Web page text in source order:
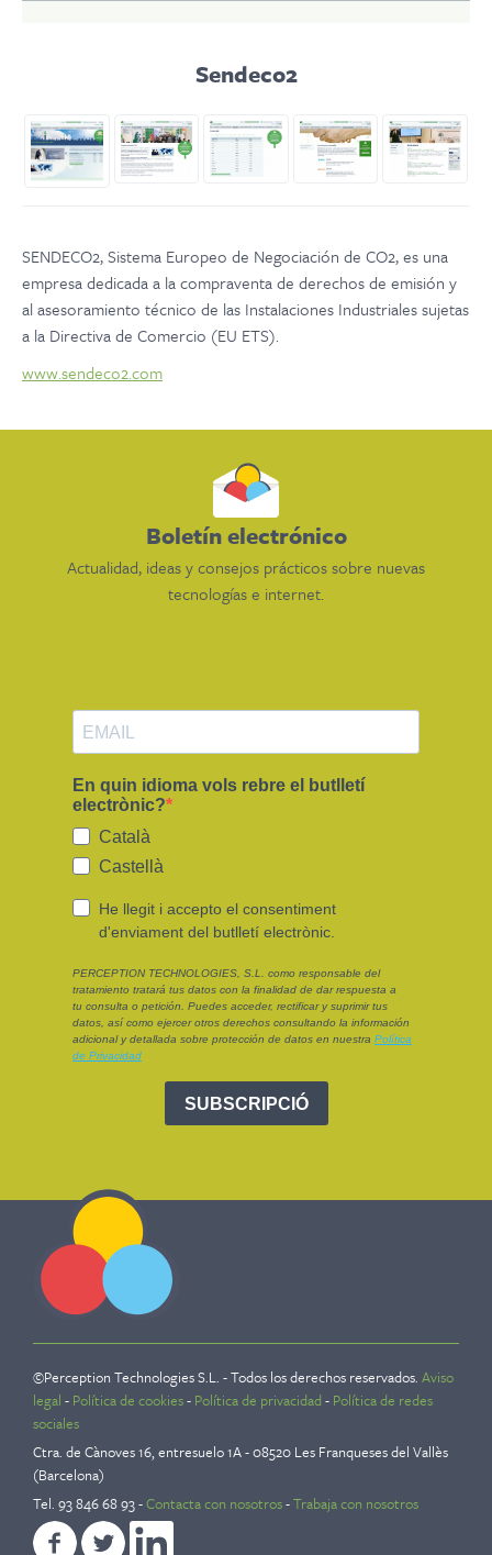
Sendeco2
SENDECO2, Sistema Europeo de Negociación de CO2, es una
empresa dedicada a la compraventa de derechos de emisión y
al asesoramiento técnico de las Instalaciones Industriales sujetas
a la Directiva de Comercio (EU ETS).
www.sendeco2.com
Boletín electrónico
Actualidad, ideas y consejos prácticos sobre nuevas
tecnologías e internet.
©Perception Technologies S.L. - Todos los derechos reservados. Aviso
legal - Política de cookies- Política de privacidad - Política de redes
sociales
Ctra. de Cànoves 16, entresuelo 1A - 08520 Les Franqueses del Vallès
(Barcelona)
Tel. 93 846 68 93 -Contacta con nosotros-Trabaja con nosotros